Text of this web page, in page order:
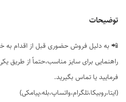
توضیحات
📲 به دلیل فروش حضوری قبل از اقدام به
راهنمایی برای سایز مناسب،حتماً از طریق
فرمایید یا تماس بگیرید.
(ایتا،روبیکا،تلگرام،واتساپ،بله،پیامکی)